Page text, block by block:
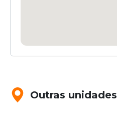
Outras unidades